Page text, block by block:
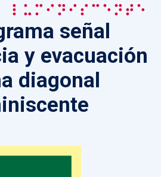
luminiscente
señal
y evacuación
diagonal